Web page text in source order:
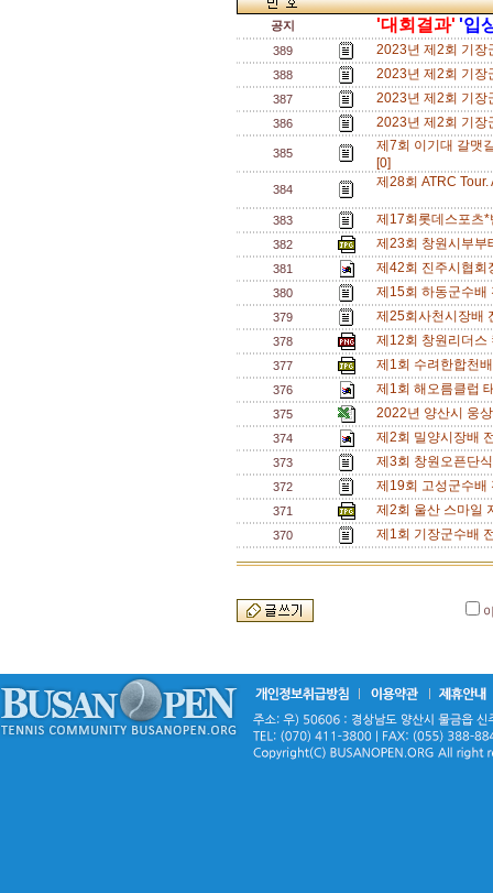
공지 '대회결과' '입
389 2023년 제2회 기
388 2023년 제2회 기
387 2023년 제2회 기
386 2023년 제2회 기
385
제7회 이기대 갈맷
[0]
384 제28회 ATRC
383 제17회롯데스포츠
382 제23회 창원시부
381 제42회 진주시협
380 제15회 하동군수
379 제25회사천시장배
378 제12회 창원리더
377 제1회 수려한합천
376 제1회 해오름클럽
375 2022년 양산시 웅
374 제2회 밀양시장배
373 제3회 창원오픈단
372 제19회 고성군수
371 제2회 울산 스마일
370 제1회 기장군수배